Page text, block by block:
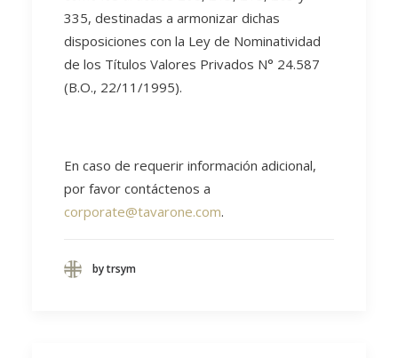
335, destinadas a armonizar dichas
disposiciones con la Ley de Nominatividad
de los Títulos Valores Privados N° 24.587
(B.O., 22/11/1995).
En caso de requerir información adicional,
por favor contáctenos a
corporate@tavarone.com.
by trsym